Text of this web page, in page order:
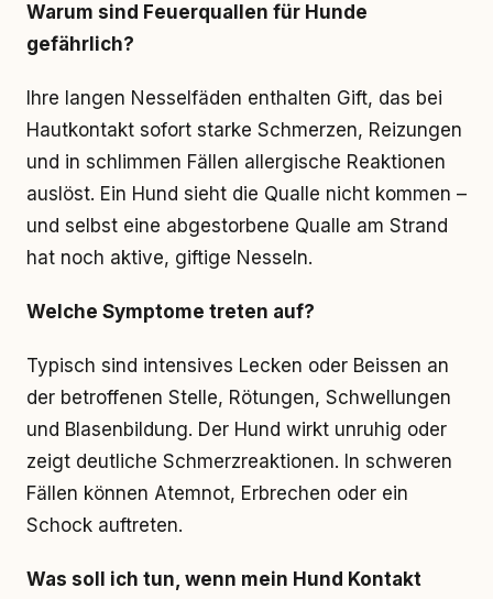
Warum sind Feuerquallen für Hunde
gefährlich?
Ihre langen Nesselfäden enthalten Gift, das bei
Hautkontakt sofort starke Schmerzen, Reizungen
und in schlimmen Fällen allergische Reaktionen
auslöst. Ein Hund sieht die Qualle nicht kommen –
und selbst eine abgestorbene Qualle am Strand
hat noch aktive, giftige Nesseln.
Welche Symptome treten auf?
Typisch sind intensives Lecken oder Beissen an
der betroffenen Stelle, Rötungen, Schwellungen
und Blasenbildung. Der Hund wirkt unruhig oder
zeigt deutliche Schmerzreaktionen. In schweren
Fällen können Atemnot, Erbrechen oder ein
Schock auftreten.
Was soll ich tun, wenn mein Hund Kontakt